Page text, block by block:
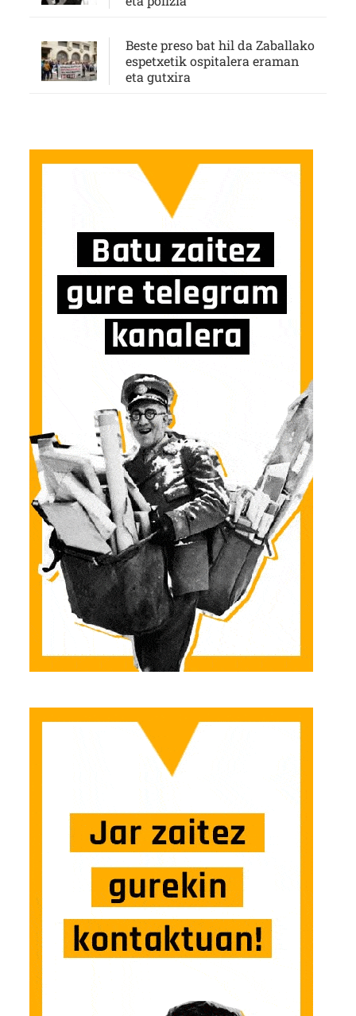
Beste preso bat hil da Zaballako
espetxetik ospitalera eraman
eta gutxira